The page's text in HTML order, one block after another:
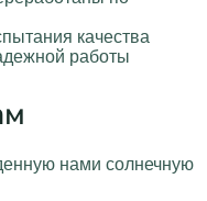
качества
работы
нами солнечную